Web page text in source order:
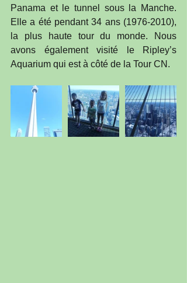
Panama et le tunnel sous la Manche.
Elle a été pendant 34 ans (1976-2010),
la plus haute tour du monde. Nous
avons également visité le Ripley’s
Aquarium qui est à côté de la Tour CN.